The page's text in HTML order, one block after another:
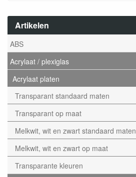
Artikelen
ABS
Acrylaat / plexiglas
Acrylaat platen
Transparant standaard maten
Transparant op maat
Melkwit, wit en zwart standaard maten
Melkwit, wit en zwart op maat
Transparante kleuren